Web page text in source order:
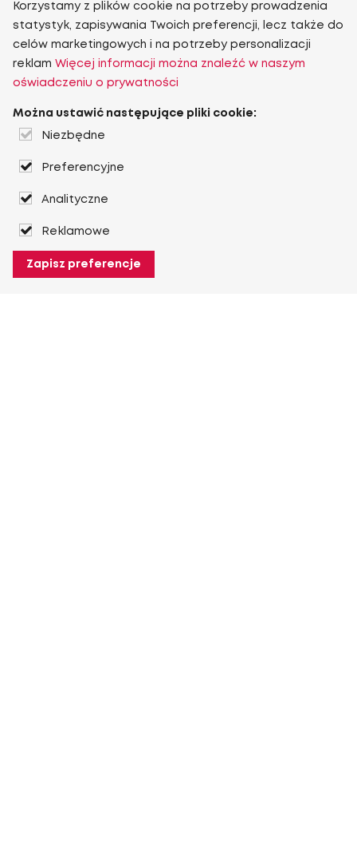
Korzystamy z plików cookie na potrzeby prowadzenia
statystyk, zapisywania Twoich preferencji, lecz także do
celów marketingowych i na potrzeby personalizacji
reklam Więcej informacji można znaleźć w naszym
oświadczeniu o prywatności
Można ustawić następujące pliki cookie:
Niezbędne
Preferencyjne
Analityczne
Reklamowe
Zapisz preferencje